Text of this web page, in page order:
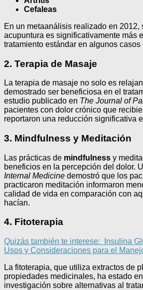
Cefaleas
En un metaanálisis realizado en 2012,
acupuntura es significativamente más
tratamiento estándar en algunos casos
2. Terapia de Masaje
La terapia de masaje no solo es
demostrado ser beneficiosa en el
estudio publicado en The Journal of
pacientes con dolor crónico que
reportaron una reducción significativa
3. Mindfulness y Meditación
Las prácticas de mindfulness y
beneficios en la percepción del dolor.
Internal Medicine demostró que los
practicaron meditación informaron
calidad de vida en comparación con
hacían.
4. Fitoterapia
Quizás también te interese:
Insulina
Usos y Consideraciones para el
La fitoterapia, que utiliza extractos de
propiedades medicinales, ha estado
investigación sobre alternativas al